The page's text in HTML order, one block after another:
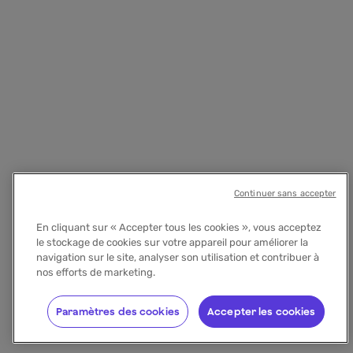
En cliquant sur « Accepter tous les cookies », vous acceptez
le stockage de cookies sur votre appareil pour améliorer la
navigation sur le site, analyser son utilisation et contribuer à
nos efforts de marketing.
Accepter les cookies
Paramètres des cookies
Continuer sans accepter